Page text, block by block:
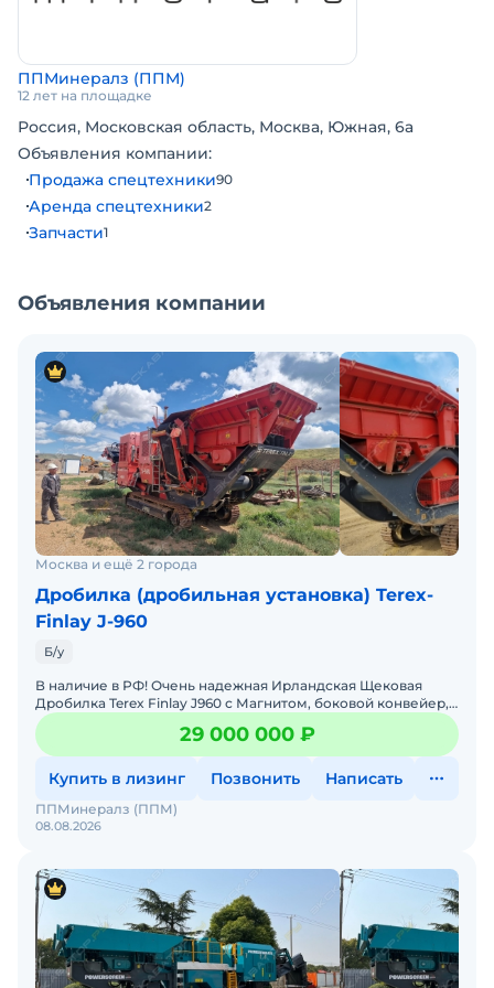
ППМинералз (ППМ)
12 лет на площадке
Россия, Московская область, Москва, Южная, 6а
Объявления компании:
Продажа спецтехники90
Аренда спецтехники2
Запчасти1
Объявления компании
Москва и ещё 2 города
Дробилка (дробильная установка) Terex-
Finlay J-960
Б/у
В наличие в РФ! Очень надежная Ирландская Щековая
Дробилка Terex Finlay J960 с Магнитом, боковой конвейер,
2016 год выпуска , 5000 моточасов , Масса 29 т, Д
29 000 000 ₽
Купить в лизинг Позвонить Написать
08.08.2026
ППМинералз (ППМ)